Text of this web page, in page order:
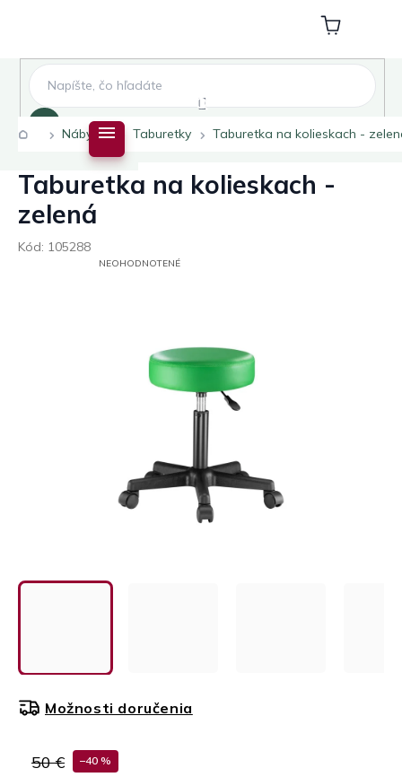
Nákupný
košík
Domov
Nábytok Taburetky Taburetka na kolieskach -
Taburetka na kolieskach -
zelená
Kód: 105288
PRIEMERNÉNEOHODNOTENÉ
50 € –40 %
Možnosti doručenia